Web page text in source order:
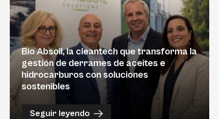
Bio Absoil, la cleantech que transforma la
gestión de derrames de aceites e
hidrocarburos con soluciones
sostenibles
Seguir leyendo